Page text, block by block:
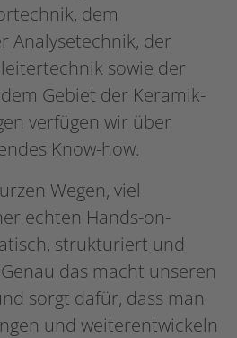
dem
Analysetechnik, der
sowie der
Gebiet der Keramik-
verfügen wir über
Know-how.
Wegen, viel
echten Hands-on-
strukturiert und
das macht unseren
sorgt dafür, dass man
und weiterentwickeln